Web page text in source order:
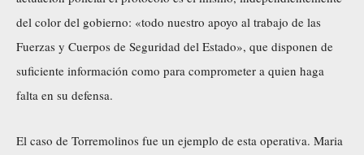
del color del gobierno: «todo nuestro apoyo al trabajo de las
Fuerzas y Cuerpos de Seguridad del Estado», que disponen de
suficiente información como para comprometer a quien haga
falta en su defensa.
El caso de Torremolinos fue un ejemplo de esta operativa. Maria